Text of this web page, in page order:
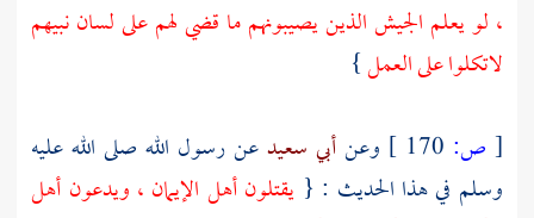
، لو يعلم الجيش الذين يصيبونهم ما قضي لهم على لسان نبيهم
لاتكلوا على العمل}
[ ص: وعنأبي سعيدعن رسول الله صلى الله عليه
وسلم في هذا الحديث : { يقتلون أهل الإيمان ، ويدعون أهل